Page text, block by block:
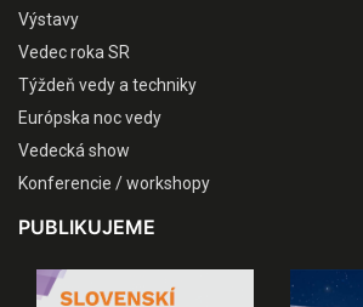
Výstavy
Vedec roka SR
Týždeň vedy a techniky
Európska noc vedy
Vedecká show
Konferencie / workshopy
PUBLIKUJEME